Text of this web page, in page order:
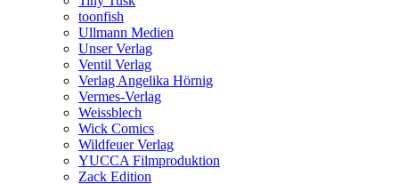
toonfish
Ullmann Medien
Unser Verlag
Ventil Verlag
Verlag Angelika Hörnig
Vermes-Verlag
Weissblech
Wick Comics
Wildfeuer Verlag
YUCCA Filmproduktion
Zack Edition